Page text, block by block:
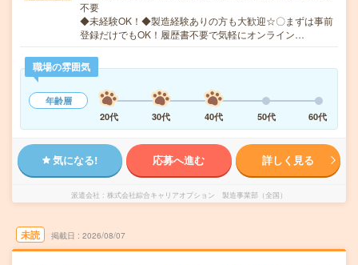
不要
◆未経験OK！◆製造経験ありの方も大歓迎☆〇まずは事前
登録だけでもOK！履歴書不要で気軽にオンライン…
職場の雰囲気
年齢層
20代
30代 40代 50代 60代
気になる! 応募へ進む 詳しく見る
派遣会社 株式会社綜合キャリアオプション 製造事業部（全国）
未読 掲載日 2026/08/07